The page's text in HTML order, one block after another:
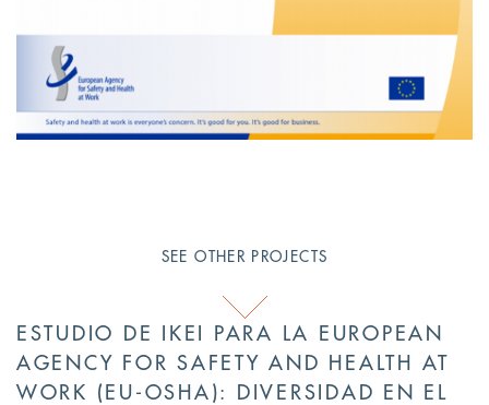
SEE OTHER PROJECTS
ESTUDIO DE IKEI PARA LA EUROPEAN
AGENCY FOR SAFETY AND HEALTH AT
WORK (EU-OSHA): DIVERSIDAD EN EL